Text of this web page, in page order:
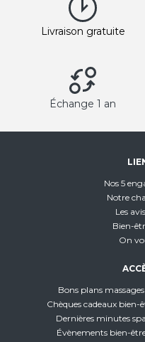
Livraison gratuite
Échange 1 an
Nos 5
Notre
Les
Bien-
On
Bons plans massages
Chèques cadeaux bien-
Dernières minutes spa
Évènements bien-